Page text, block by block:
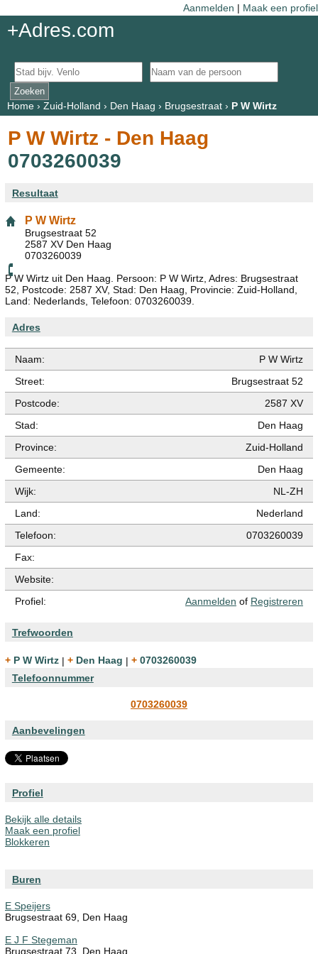
Aanmelden | Maak een profiel
+Adres.com
Home› Zuid-Holland › Den Haag › Brugsestraat› P W Wirtz
P W Wirtz - Den Haag
0703260039
Resultaat
P W Wirtz
Brugsestraat 52
2587 XV Den Haag
0703260039
P W Wirtz uit Den Haag. Persoon: P W Wirtz, Adres: Brugsestraat
52, Postcode: 2587 XV, Stad: Den Haag, Provincie: Zuid-Holland,
Land: Nederlands, Telefoon: 0703260039.
Adres
Naam:
P W Wirtz
Street:
Brugsestraat 52
Postcode:
2587 XV
Stad:
Den Haag
Province:
Zuid-Holland
Gemeente:
Den Haag
Wijk:
NL-ZH
Land:
Nederland
Telefoon:
0703260039
Fax:
Website:
Profiel:
Aanmelden of Registreren
Trefwoorden
+ P W Wirtz | + Den Haag |
+ 0703260039
Telefoonnummer
0703260039
Aanbevelingen
Profiel
Bekijk alle details
Maak een profiel
Blokkeren
Buren
E Speijers
Brugsestraat 69, Den Haag
E J F Stegeman
Brugsestraat 73, Den Haag